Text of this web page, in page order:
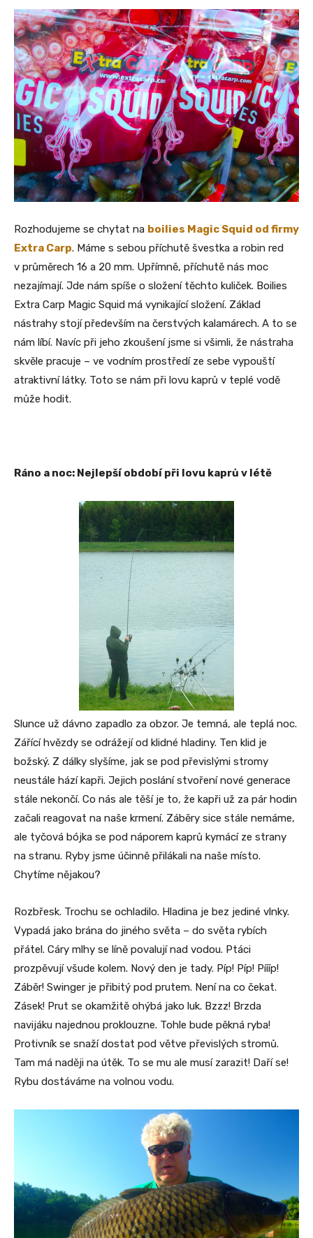
Rozhodujeme se chytat na boilies Magic Squid od firmy
Extra Carp. Máme s sebou příchutě švestka a robin red
v průměrech 16 a 20 mm. Upřímně, příchutě nás moc
nezajímají. Jde nám spíše o složení těchto kuliček. Boilies
Extra Carp Magic Squid má vynikající složení. Základ
nástrahy stojí především na čerstvých kalamárech. A to se
nám líbí. Navíc při jeho zkoušení jsme si všimli, že nástraha
skvěle pracuje – ve vodním prostředí ze sebe vypouští
atraktivní látky. Toto se nám při lovu kaprů v teplé vodě
může hodit.
Ráno a noc: Nejlepší období při lovu kaprů v létě
Slunce už dávno zapadlo za obzor. Je temná, ale teplá noc.
Zářící hvězdy se odrážejí od klidné hladiny. Ten klid je
božský. Z dálky slyšíme, jak se pod převislými stromy
neustále hází kapři. Jejich poslání stvoření nové generace
stále nekončí. Co nás ale těší je to, že kapři už za pár hodin
začali reagovat na naše krmení. Záběry sice stále nemáme,
ale tyčová bójka se pod náporem kaprů kymácí ze strany
na stranu. Ryby jsme účinně přilákali na naše místo.
Chytíme nějakou?
Rozbřesk. Trochu se ochladilo. Hladina je bez jediné vlnky.
Vypadá jako brána do jiného světa – do světa rybích
přátel. Cáry mlhy se líně povalují nad vodou. Ptáci
prozpěvují všude kolem. Nový den je tady. Píp! Píp! Píííp!
Záběr! Swinger je přibitý pod prutem. Není na co čekat.
Zásek! Prut se okamžitě ohýbá jako luk. Bzzz! Brzda
navijáku najednou proklouzne. Tohle bude pěkná ryba!
Protivník se snaží dostat pod větve převislých stromů.
Tam má naději na útěk. To se mu ale musí zarazit! Daří se!
Rybu dostáváme na volnou vodu.